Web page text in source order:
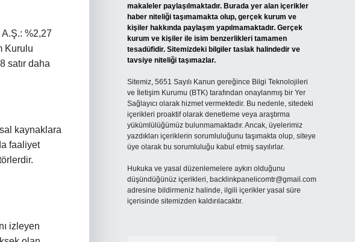
%2,27
Kurulu
satır daha
kaynaklara
faaliyet
izleyen
makaleler paylaşılmaktadır. Burada yer alan içerikler
haber niteliği taşımamakta olup, gerçek kurum ve
kişiler hakkında paylaşım yapılmamaktadır. Gerçek
kurum ve kişiler ile isim benzerlikleri tamamen
tesadüfidir. Sitemizdeki bilgiler taslak halindedir ve
tavsiye niteliği taşımazlar.
Sitemiz, 5651 Sayılı Kanun gereğince Bilgi Teknolojileri
ve İletişim Kurumu (BTK) tarafından onaylanmış bir Yer
Sağlayıcı olarak hizmet vermektedir. Bu nedenle, sitedeki
içerikleri proaktif olarak denetleme veya araştırma
yükümlülüğümüz bulunmamaktadır. Ancak, üyelerimiz
yazdıkları içeriklerin sorumluluğunu taşımakta olup, siteye
üye olarak bu sorumluluğu kabul etmiş sayılırlar.
Hukuka ve yasal düzenlemelere aykırı olduğunu
düşündüğünüz içerikleri, backlinkpanelicomtr@gmail.com
adresine bildirmeniz halinde, ilgili içerikler yasal süre
içerisinde sitemizden kaldırılacaktır.